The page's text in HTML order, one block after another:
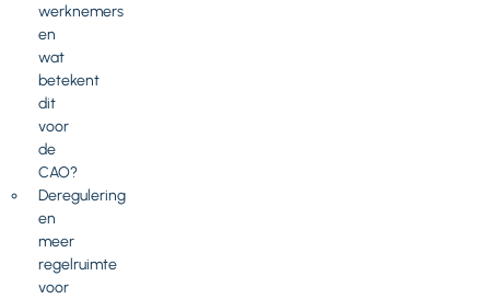
werknemers
en
wat
betekent
dit
voor
de
CAO?
Deregulering
en
meer
regelruimte
voor